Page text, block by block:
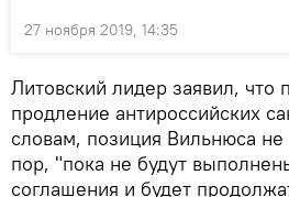
27 ноября 2019, 14:35
Литовский лидер заявил, что
продление антироссийских
словам, позиция Вильнюса не
пор, "пока не будут
соглашения и будет